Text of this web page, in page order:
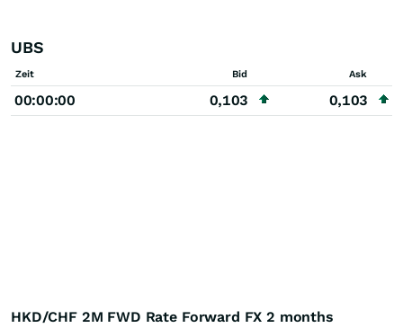
UBS
Zeit Bid Ask
00:00:00 0,103 0,103
HKD/CHF 2M FWD Rate Forward FX 2 months